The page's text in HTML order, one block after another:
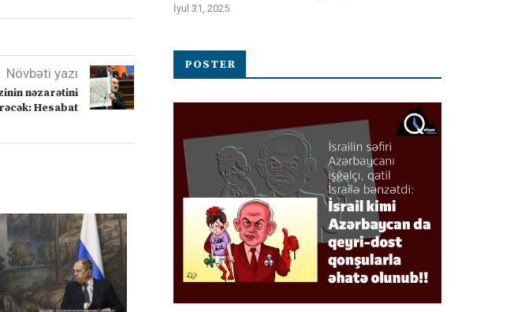
Növbəti yazı
nəzarətini
Hesabat
İyul 31, 2025
POSTER